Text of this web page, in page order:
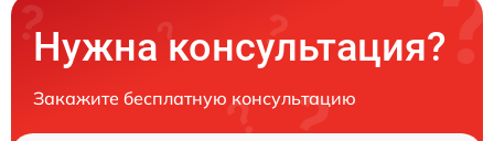
Нужна консультация?
Закажите бесплатную консультацию